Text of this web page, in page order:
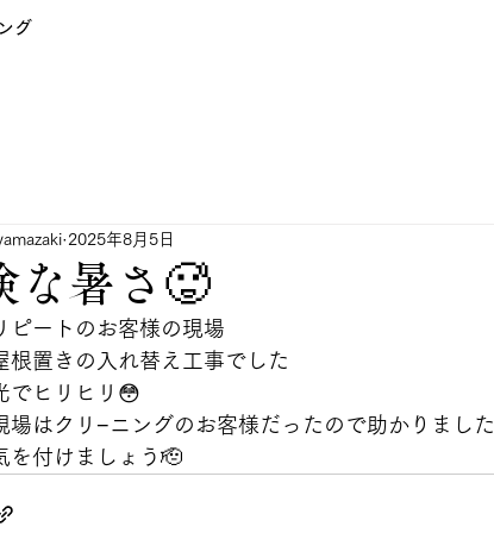
グ
な暑さ🥵
2025年8月5日
ピートのお客様の現場
根置きの入れ替え工事でした
でヒリヒリ😳
場はクリ−ニングのお客様だったので助かりました
を付けましょう🫡